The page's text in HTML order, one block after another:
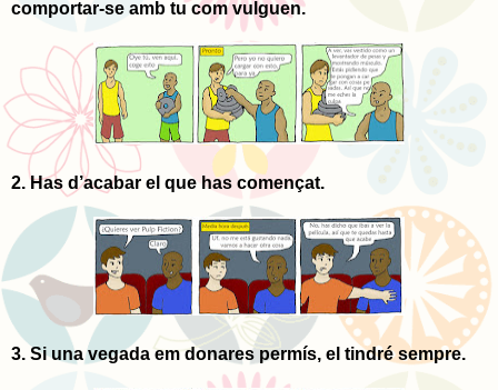
comportar-se amb tu com vulguen.
2. Has d’acabar el que has començat.
3. Si una vegada em donares permís, el tindré sempre.